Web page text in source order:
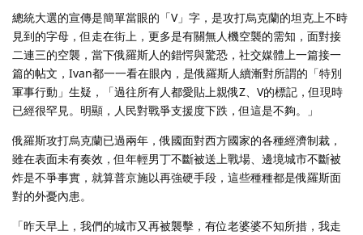
總統大選的宣傳是簡單當眼的「V」字，是攻打烏克蘭的坦克上不時
見到的字母，但走在街上，更多是有關無人機空襲的需知，面對接
二連三的空襲，當下俄羅斯人的錯愕與驚恐，社交媒體上一篇接一
篇的帖文，Ivan都一一看在眼內，是俄羅斯人續漸對所謂的「特別
軍事行動」生疑，「過往所有人都愛貼上親俄Z、V的標記，但現時
已經很罕見。明顯，人民對戰爭支援度下跌，但這是不夠。」
俄羅斯攻打烏克蘭已過兩年，俄國面對西方國家的各種經濟制裁，
雖在表面未有奏效，但年輕男丁不斷被送上戰場、邊境城市不斷被
炸是不爭事實，就算普京施以再強硬手段，這些種種都是俄羅斯面
對的外憂內患。
「昨天早上，我們的城市又再被襲擊，有位老婆婆不知所措，我走